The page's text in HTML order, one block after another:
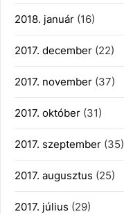
2018. január (16)
2017. december (22)
2017. november (37)
2017. október (31)
2017. szeptember (35)
2017. augusztus (25)
2017. július (29)